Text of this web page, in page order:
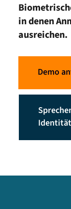
in denen
ausreichen.
Demo